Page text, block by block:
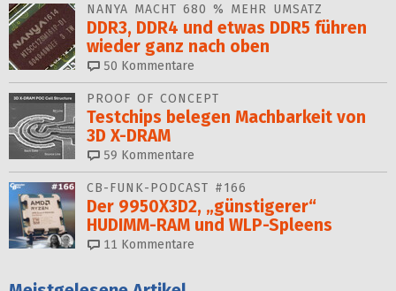
NANYA MACHT 680 % MEHR UMSATZ
DDR3, DDR4 und etwas DDR5 führen
wieder ganz nach oben
50 Kommentare
PROOF OF CONCEPT
Testchips belegen Machbarkeit von
3D X-DRAM
59 Kommentare
CB-FUNK-PODCAST #166
Der 9950X3D2, „günstigerer“
HUDIMM-RAM und WLP-Spleens
11 Kommentare